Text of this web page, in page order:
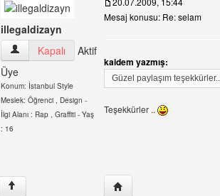
illegaldizayn
illegaldizayn Kullanıcının profilini görüntüle
Kapalı
Aktif
Üye
Konum: İstanbul Style
Meslek: Öğrenci , Design -
İlgi Alanı : Rap , Graffiti - Yaş
: 16
Mesaj konusu: Re: selam
kaidem yazmış:
Güzel paylaşım
Teşekkürler ..
↑ Yazarın web sitesini